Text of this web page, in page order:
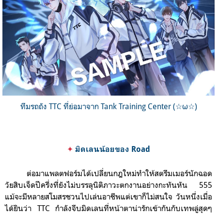
ทีมรถถัง TTC ที่ย่อมาจาก Tank Training Center (☆ω☆)
✦ มิดเลนน้อยของ Road
ต่อมาแพลตฟอร์มได้เปลี่ยนกฎใหม่ทำให้สตรีมเมอร์นักฉอด
วัยสิบเจ็ดปีครึ่งที่ยังไม่บรรลุนิติภาวะตกงานอย่างกะทันหัน 555
แม้จะมีหลายสโมสรชวนไปเล่นอาชีพแต่เขาก็ไม่สนใจ วันหนึ่งเมื่อ
ได้ยินว่า TTC กำลังจีบมิดเลนที่หน้าตาน่ารักเข้ากันกับเทพลู่สุดๆ